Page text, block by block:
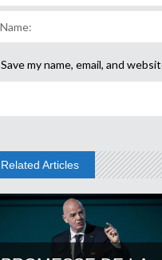
Save my name, email, and
Related Articles